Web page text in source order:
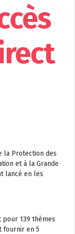
la Protection des
et à la Grande
lancé en les
pour 139 thèmes
fournir en 5